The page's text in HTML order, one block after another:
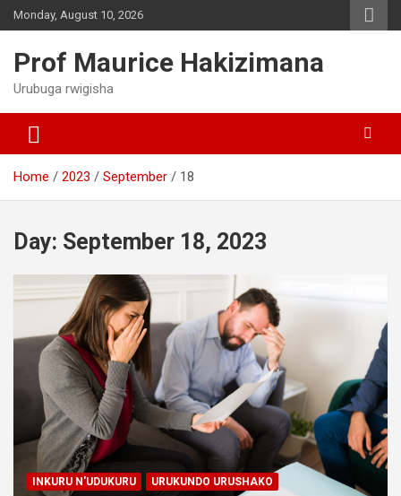
Skip
to
Monday, August 10, 2026
Prof Maurice Hakizimana
Urubuga rwigisha
Home 2023 September 18
Day: September 18, 2023
INKURU N'UDUKURU URUKUNDO URUSHAKO